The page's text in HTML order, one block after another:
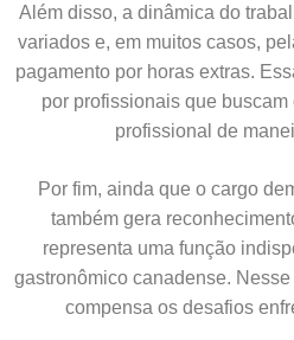
Além disso, a dinâmica do
variados e, em muitos casos,
pagamento por horas extras.
por profissionais que
profissional de
Por fim, ainda que o cargo
também gera
representa uma função
gastronômico canadense.
compensa os desafios